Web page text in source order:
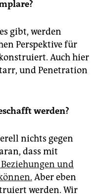
gibt, werden
Perspektive für
Auch hier
und Penetration
werden?
nichts gegen
dass mit
und
Aber eben
werden. Wir